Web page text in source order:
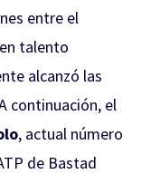
entre el
talento
alcanzó las
continuación, el
, actual número
de Bastad